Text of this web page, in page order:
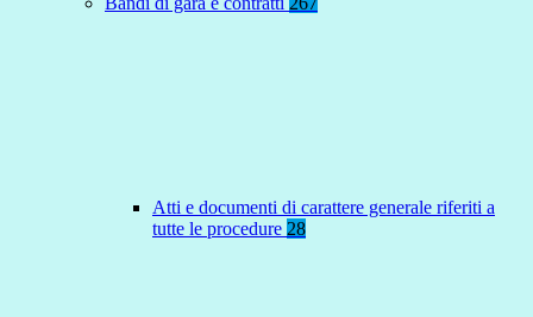
Atti e documenti di carattere generale riferiti a
tutte le procedure 28